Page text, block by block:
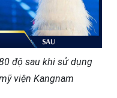
độ sau khi sử dụng
viện Kangnam